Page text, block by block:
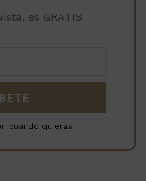
es GRATIS
cuando quieras